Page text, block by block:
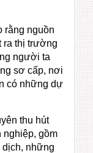
rằng nguồn
ra thị trường
người ta
sơ cấp, nơi
có những dự
thu hút
nghiệp, gồm
dịch, những